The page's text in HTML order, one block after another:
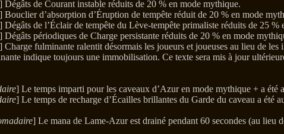
] Dégâts de Courant instable réduits de 20 % en mode mythique.
] Bouclier d’absorption d’Éruption de tempête réduit de 20 % en mode
] Dégâts de l’Éclair de tempête du Lève-tempête primaliste réduits de 25 %
] Dégâts périodiques de Charge persistante réduits de 20 % en mode
] Charge fulminante ralentit désormais les joueurs et joueuses au lieu de
indique toujours une immobilisation. Ce texte sera mis à jour
] Le temps imparti pour les caveaux d’Azur en mode mythique + a été
] Le temps de recharge d’Écailles brillantes du Garde du caveau a été
] Le mana de Lame-Azur est drainé pendant 60 secondes (au lieu